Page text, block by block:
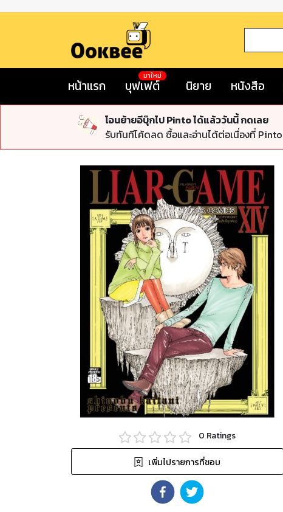
หน้าแรก บุฟเฟต์
มาใหม่
นิยาย หนังสือ
โอนย้ายอีบุ๊กไป Pinto ได้แล้ววันนี้ กดเลย
รับทันทีโค้ดลด ซื้อและอ่านได้ต่อเนื่องที่ Pinto
0 Ratings
เพิ่มไปรายการที่ชอบ